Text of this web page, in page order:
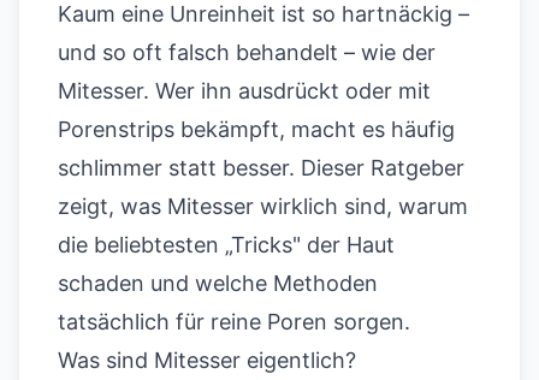
Kaum eine Unreinheit ist so hartnäckig –
und so oft falsch behandelt – wie der
Mitesser. Wer ihn ausdrückt oder mit
Porenstrips bekämpft, macht es häufig
schlimmer statt besser. Dieser Ratgeber
zeigt, was Mitesser wirklich sind, warum
die beliebtesten „Tricks" der Haut
schaden und welche Methoden
tatsächlich für reine Poren sorgen.
Was sind Mitesser eigentlich?